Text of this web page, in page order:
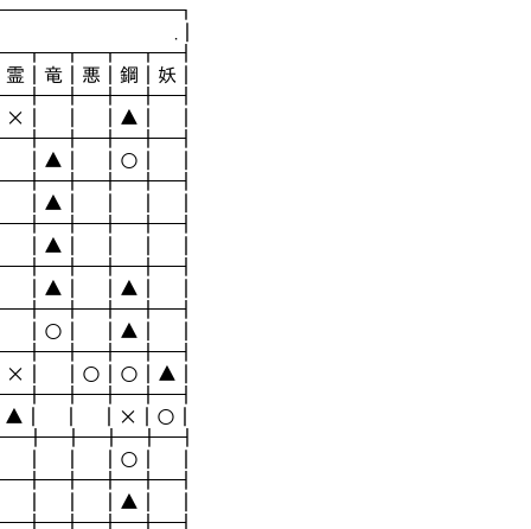
イプ .┃
┃竜┃悪┃鋼┃妖┃
┃ ┃▲┃ ┃
┃▲┃ ┃○┃ ┃
┃▲┃ ┃ ┃ ┃
┃▲┃ ┃ ┃ ┃
┃▲┃ ┃▲┃ ┃
┃○┃ ┃▲┃ ┃
┃○┃○┃▲┃
┃ ┃×┃○┃
┃ ┃ ┃○┃ ┃
┃ ┃ ┃▲┃ ┃